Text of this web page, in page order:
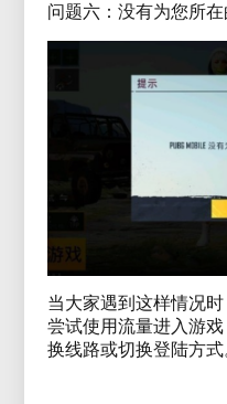
问题六：没有为您所
当大家遇到这样情况
尝试使用流量进入游
换线路或切换登陆方式